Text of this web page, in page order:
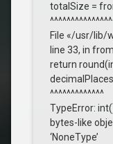
totalSize =
File «/usr/lib/
line 33, in
return
^^^^^^^^^^^^^
TypeError:
bytes-like
‘NoneType’